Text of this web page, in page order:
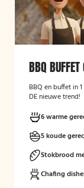
BBQ
BBQ en buffet in
DE nieuwe trend!
6 warme
5 koude
Stokbrood
Chafing